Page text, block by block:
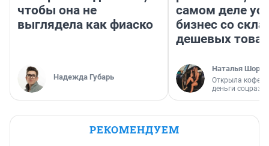
чтобы она не
выглядела как фиаско
Надежда Губарь
самом деле
бизнес со
дешевых
Наталья
Открыла
деньги
РЕКОМЕНДУЕМ